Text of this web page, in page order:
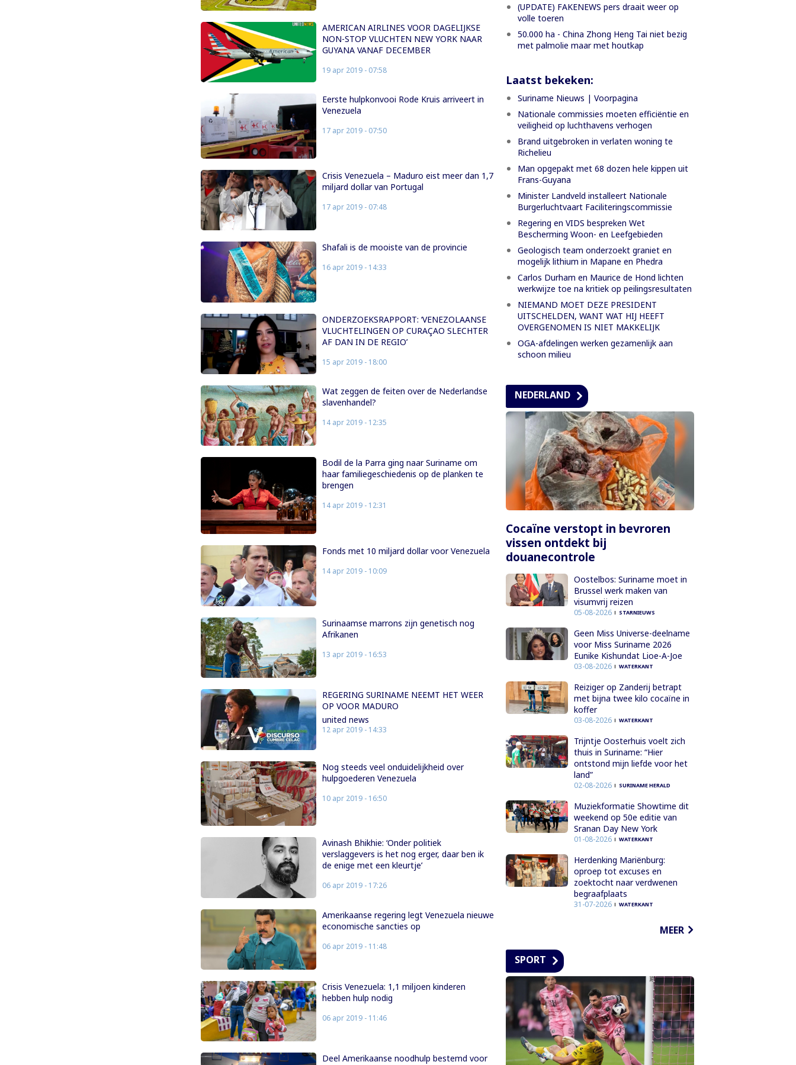
AMERICAN AIRLINES VOOR DAGELIJKSE
NON-STOP VLUCHTEN NEW YORK NAAR
GUYANA VANAF DECEMBER
19 apr 2019 - 07:58
Eerste hulpkonvooi Rode Kruis arriveert in
Venezuela
17 apr 2019 - 07:50
Crisis Venezuela – Maduro eist meer dan 1,7
miljard dollar van Portugal
17 apr 2019 - 07:48
Shafali is de mooiste van de provincie
16 apr 2019 - 14:33
ONDERZOEKSRAPPORT: ‘VENEZOLAANSE
VLUCHTELINGEN OP CURAÇAO SLECHTER
AF DAN IN DE REGIO’
15 apr 2019 - 18:00
Wat zeggen de feiten over de Nederlandse
slavenhandel?
14 apr 2019 - 12:35
Bodil de la Parra ging naar Suriname om
haar familiegeschiedenis op de planken te
brengen
14 apr 2019 - 12:31
Fonds met 10 miljard dollar voor Venezuela
14 apr 2019 - 10:09
Surinaamse marrons zijn genetisch nog
Afrikanen
13 apr 2019 - 16:53
REGERING SURINAME NEEMT HET WEER
OP VOOR MADURO
united news
12 apr 2019 - 14:33
Nog steeds veel onduidelijkheid over
hulpgoederen Venezuela
10 apr 2019 - 16:50
Avinash Bhikhie: ‘Onder politiek
verslaggevers is het nog erger, daar ben ik
de enige met een kleurtje’
06 apr 2019 - 17:26
Amerikaanse regering legt Venezuela nieuwe
economische sancties op
06 apr 2019 - 11:48
Crisis Venezuela: 1,1 miljoen kinderen
hebben hulp nodig
06 apr 2019 - 11:46
Deel Amerikaanse noodhulp bestemd voor
(UPDATE) FAKENEWS pers draait weer op
volle toeren
50.000 ha - China Zhong Heng Tai niet bezig
met palmolie maar met houtkap
Laatst bekeken:
Suriname Nieuws | Voorpagina
Nationale commissies moeten efficiëntie en
veiligheid op luchthavens verhogen
Brand uitgebroken in verlaten woning te
Richelieu
Man opgepakt met 68 dozen hele kippen uit
Frans-Guyana
Minister Landveld installeert Nationale
Burgerluchtvaart Faciliteringscommissie
Regering en VIDS bespreken Wet
Bescherming Woon- en Leefgebieden
Geologisch team onderzoekt graniet en
mogelijk lithium in Mapane en Phedra
Carlos Durham en Maurice de Hond lichten
werkwijze toe na kritiek op peilingsresultaten
NIEMAND MOET DEZE PRESIDENT
UITSCHELDEN, WANT WAT HIJ HEEFT
OVERGENOMEN IS NIET MAKKELIJK
OGA-afdelingen werken gezamenlijk aan
schoon milieu
NEDERLAND
Cocaïne verstopt in bevroren
vissen ontdekt bij
douanecontrole
Oostelbos: Suriname moet in
Brussel werk maken van
visumvrij reizen
05-08-2026 STARNIEUWS
Geen Miss Universe-deelname
voor Miss Suriname 2026
Eunike Kishundat Lioe-A-Joe
03-08-2026 WATERKANT
Reiziger op Zanderij betrapt
met bijna twee kilo cocaïne in
koffer
03-08-2026 WATERKANT
Trijntje Oosterhuis voelt zich
thuis in Suriname: “Hier
ontstond mijn liefde voor het
land”
02-08-2026 SURINAME HERALD
Muziekformatie Showtime dit
weekend op 50e editie van
Sranan Day New York
01-08-2026 WATERKANT
Herdenking Mariënburg:
oproep tot excuses en
zoektocht naar verdwenen
begraafplaats
31-07-2026 WATERKANT
MEER
SPORT